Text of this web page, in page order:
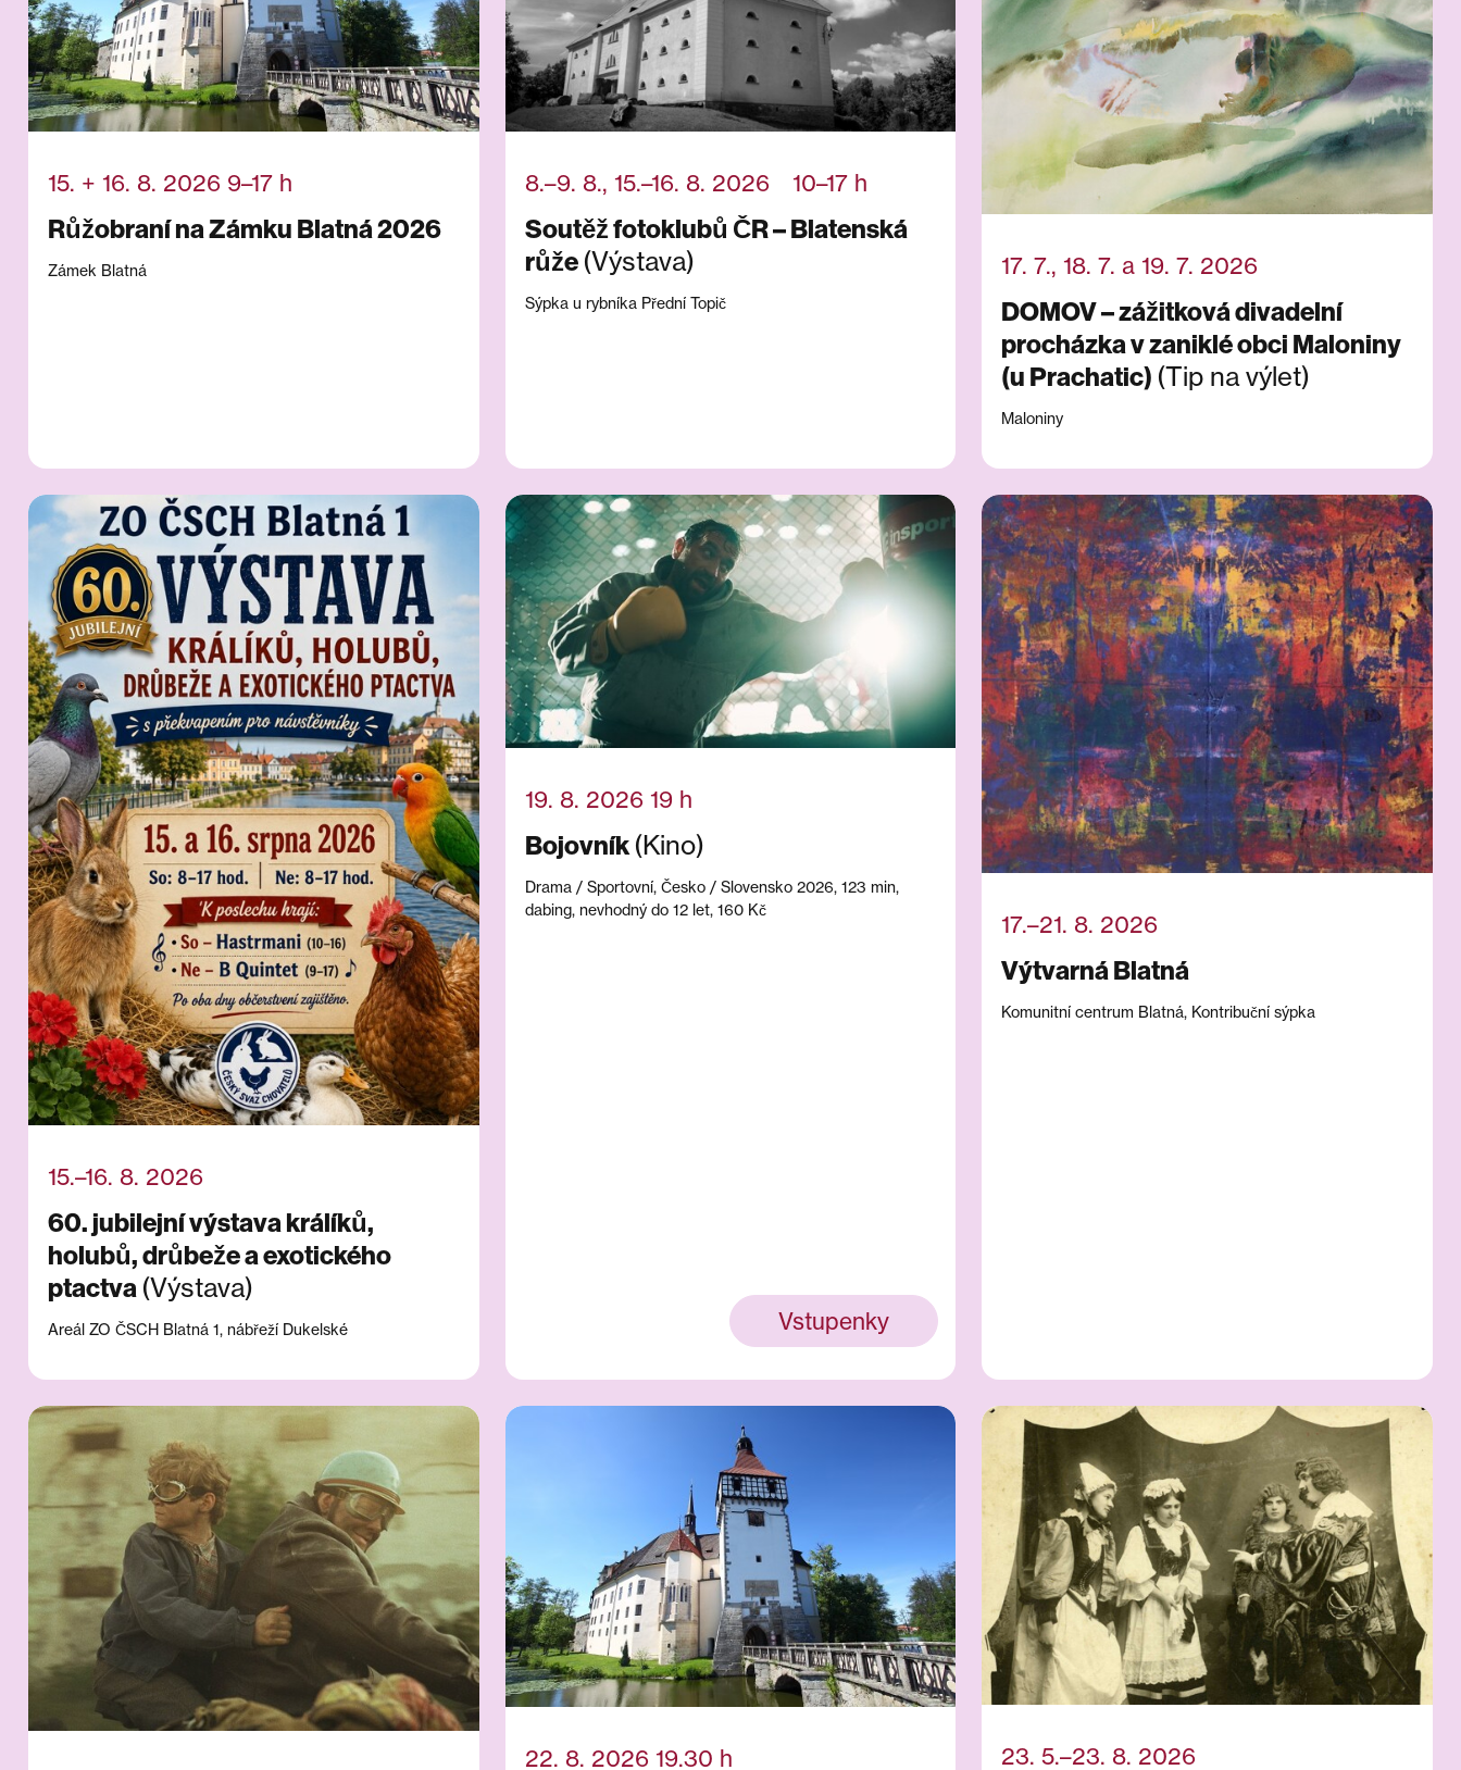
15. + 16. 8. 2026 9–17 h
Růžobraní na Zámku Blatná 2026
Zámek Blatná
8.–9. 8., 15.–16. 8. 2026 10–17 h
Soutěž fotoklubů ČR – Blatenská
růže (Výstava)
Sýpka u rybníka Přední Topič
17. 7., 18. 7. a 19. 7. 2026
DOMOV – zážitková divadelní
procházka v zaniklé obci Maloniny
(u Prachatic) (Tip na výlet)
Maloniny
15.–16. 8. 2026
60. jubilejní výstava králíků,
holubů, drůbeže a exotického
ptactva (Výstava)
Areál ZO ČSCH Blatná 1, nábřeží Dukelské
19. 8. 2026 19 h
Bojovník(Kino)
Drama / Sportovní, Česko / Slovensko 2026, 123 min,
dabing, nevhodný do 12 let, 160 Kč
Vstupenky
17.–21. 8. 2026
Výtvarná Blatná
Komunitní centrum Blatná, Kontribuční sýpka
22. 8. 2026 19.30 h 23. 5.–23. 8. 2026